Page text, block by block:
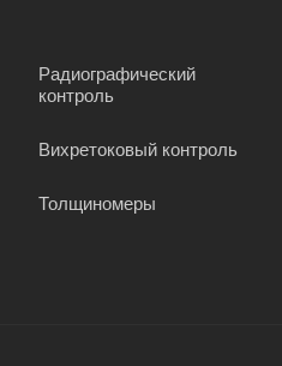
Радиографический
контроль
Вихретоковый контроль
Толщиномеры